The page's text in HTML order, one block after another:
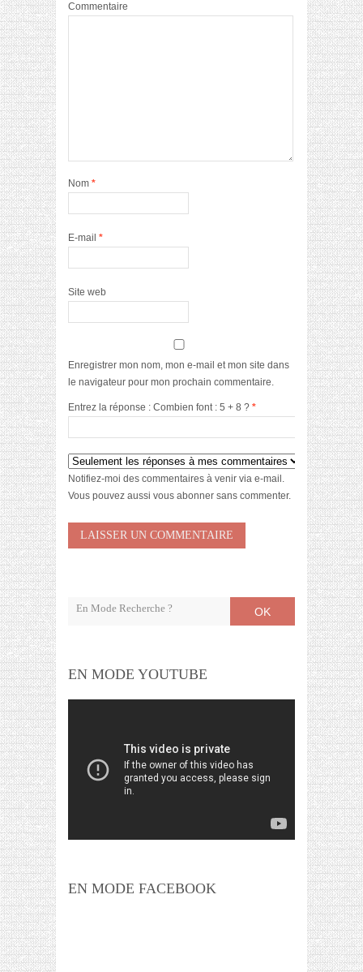
Commentaire
Nom *
E-mail *
Site web
Enregistrer mon nom, mon e-mail et mon site dans
le navigateur pour mon prochain commentaire.
Entrez la réponse : Combien font : 5 + 8 ? *
Notifiez-moi des commentaires à venir via e-mail.
Vous pouvez aussi vous abonner sans commenter.
OK
EN MODE YOUTUBE
EN MODE FACEBOOK